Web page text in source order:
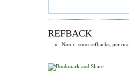
REFBACK
Non ci sono refbacks, per ora.